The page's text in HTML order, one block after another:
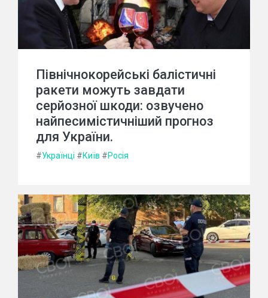
Північнокорейські балістичні
ракети можуть завдати
серйозної шкоди: озвучено
найпесимістичніший прогноз
для України.
#Українці #Київ #Росія